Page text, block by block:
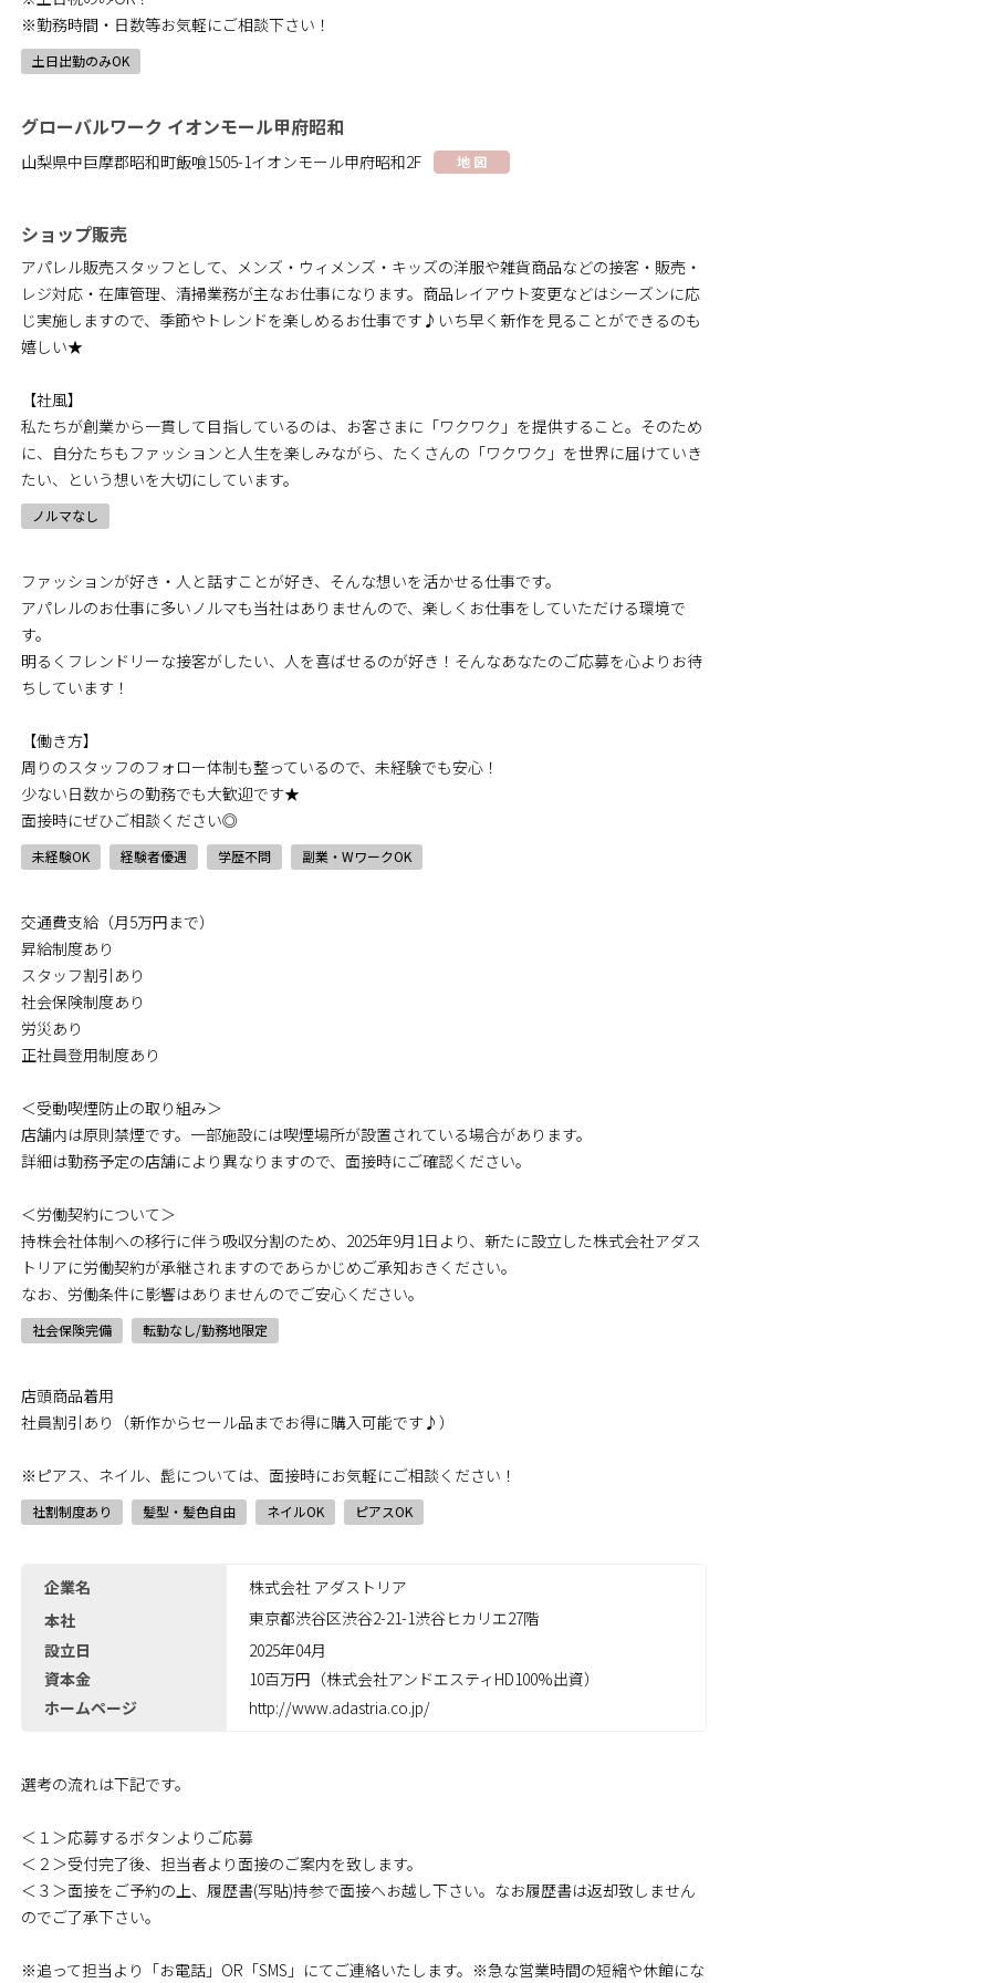
※勤務時間・日数等お気軽にご相談下さい！
土日出勤のみOK
グローバルワーク イオンモール甲府昭和
山梨県中巨摩郡昭和町飯喰1505-1イオンモール甲府昭和2F 地 図
ショップ販売
アパレル販売スタッフとして、メンズ・ウィメンズ・キッズの洋服や雑貨商品などの接客・販売・
レジ対応・在庫管理、清掃業務が主なお仕事になります。商品レイアウト変更などはシーズンに応
じ実施しますので、季節やトレンドを楽しめるお仕事です♪いち早く新作を見ることができるのも
嬉しい★
【社風】
私たちが創業から一貫して目指しているのは、お客さまに「ワクワク」を提供すること。そのため
に、自分たちもファッションと人生を楽しみながら、たくさんの「ワクワク」を世界に届けていき
たい、という想いを大切にしています。
ノルマなし
ファッションが好き・人と話すことが好き、そんな想いを活かせる仕事です。
アパレルのお仕事に多いノルマも当社はありませんので、楽しくお仕事をしていただける環境で
す。
明るくフレンドリーな接客がしたい、人を喜ばせるのが好き！そんなあなたのご応募を心よりお待
ちしています！
【働き方】
周りのスタッフのフォロー体制も整っているので、未経験でも安心！
少ない日数からの勤務でも大歓迎です★
面接時にぜひご相談ください◎
未経験OK 経験者優遇 学歴不問 副業・WワークOK
交通費支給（月5万円まで）
昇給制度あり
スタッフ割引あり
社会保険制度あり
労災あり
正社員登用制度あり
＜受動喫煙防止の取り組み＞
店舗内は原則禁煙です。一部施設には喫煙場所が設置されている場合があります。
詳細は勤務予定の店舗により異なりますので、面接時にご確認ください。
＜労働契約について＞
持株会社体制への移行に伴う吸収分割のため、2025年9月1日より、新たに設立した株式会社アダス
トリアに労働契約が承継されますのであらかじめご承知おきください。
なお、労働条件に影響はありませんのでご安心ください。
社会保険完備 転勤なし/勤務地限定
店頭商品着用
社員割引あり（新作からセール品までお得に購入可能です♪）
※ピアス、ネイル、髭については、面接時にお気軽にご相談ください！
社割制度あり 髪型・髪色自由 ネイルOK ピアスOK
企業名
株式会社 アダストリア
本社
東京都渋谷区渋谷2-21-1渋谷ヒカリエ27階
設立日
2025年04月
資本金
10百万円（株式会社アンドエスティHD100%出資）
ホームページ
http://www.adastria.co.jp/
選考の流れは下記です。
＜１＞応募するボタンよりご応募
＜２＞受付完了後、担当者より面接のご案内を致します。
＜３＞面接をご予約の上、履歴書(写貼)持参で面接へお越し下さい。なお履歴書は返却致しません
のでご了承下さい｡
※追って担当より「お電話」OR「SMS」にてご連絡いたします。※急な営業時間の短縮や休館にな